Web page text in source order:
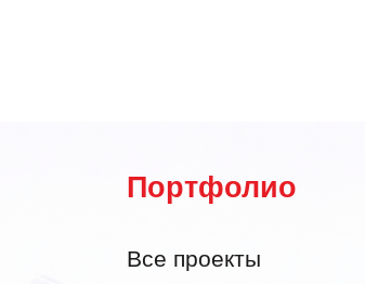
Портфолио
Все проекты